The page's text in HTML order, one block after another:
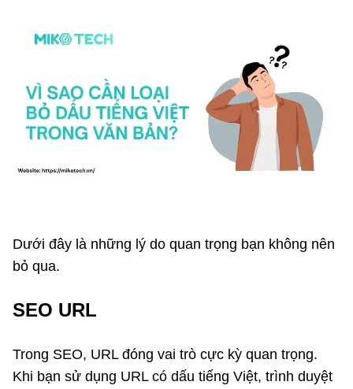
Dưới đây là những lý do quan trọng bạn không nên
bỏ qua.
SEO URL
Trong SEO, URL đóng vai trò cực kỳ quan trọng.
Khi bạn sử dụng URL có dấu tiếng Việt, trình duyệt